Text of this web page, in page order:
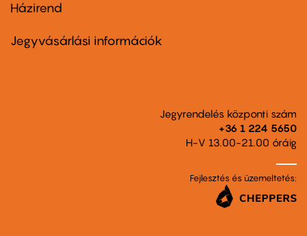
Footer
second
Házirend
Jegyvásárlási információk
Jegyrendelés központi szám
+36 1 224 5650
H-V 13.00-21.00 óráig
Fejlesztés és üzemeltetés: